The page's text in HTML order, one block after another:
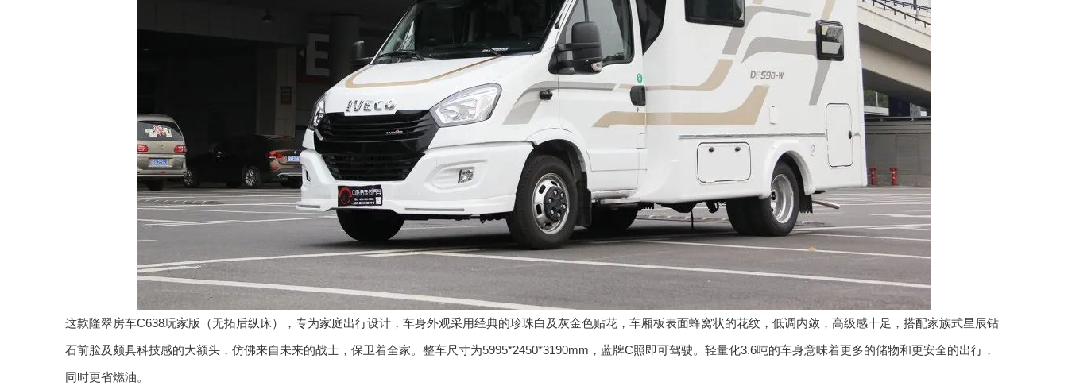
这款隆翠房车C638玩家版（无拓后纵床），专为家庭出行设计，车身外观采用经典的珍珠白及灰金色贴花，车厢板表面蜂窝状的花纹，低调内敛，高级感十足，搭配家族式星辰钻
石前脸及颇具科技感的大额头，仿佛来自未来的战士，保卫着全家。整车尺寸为5995*2450*3190mm，蓝牌C照即可驾驶。轻量化3.6吨的车身意味着更多的储物和更安全的出行，
同时更省燃油。